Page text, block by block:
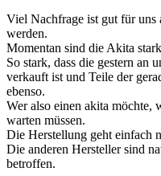
Viel Nachfrage ist gut für uns
werden.
Momentan sind die Akita
So stark, dass die gestern an
verkauft ist und Teile der
ebenso.
Wer also einen akita möchte,
warten müssen.
Die Herstellung geht einfach
Die anderen Hersteller sind
betroffen.